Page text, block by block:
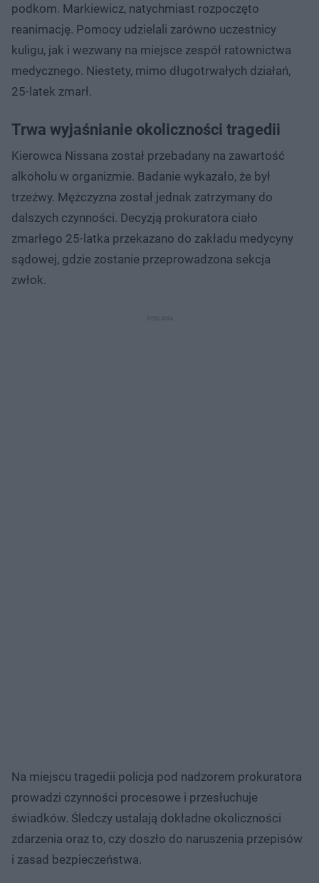
podkom. Markiewicz, natychmiast rozpoczęto
reanimację. Pomocy udzielali zarówno uczestnicy
kuligu, jak i wezwany na miejsce zespół ratownictwa
medycznego. Niestety, mimo długotrwałych działań,
25-latek zmarł.
Trwa wyjaśnianie okoliczności tragedii
Kierowca Nissana został przebadany na zawartość
alkoholu w organizmie. Badanie wykazało, że był
trzeźwy. Mężczyzna został jednak zatrzymany do
dalszych czynności. Decyzją prokuratora ciało
zmarłego 25-latka przekazano do zakładu medycyny
sądowej, gdzie zostanie przeprowadzona sekcja
zwłok.
Na miejscu tragedii policja pod nadzorem prokuratora
prowadzi czynności procesowe i przesłuchuje
świadków. Śledczy ustalają dokładne okoliczności
zdarzenia oraz to, czy doszło do naruszenia przepisów
i zasad bezpieczeństwa.